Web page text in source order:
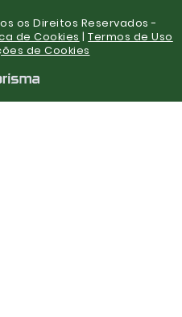
os Direitos Reservados -
de Cookies |Termos de Uso
de Cookies